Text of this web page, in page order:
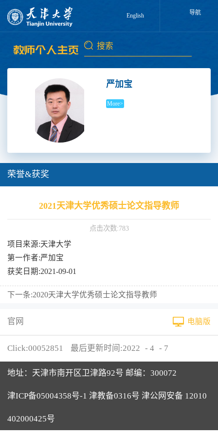
English 导航
严加宝
More>
荣誉&获奖
2021天津大学优秀硕士论文指导教师
点击次数:783
项目来源:天津大学
第一作者:严加宝
获奖日期:2021-09-01
下一条:2020天津大学优秀硕士论文指导教师
官网 电脑版
Click:00052851 最后更新时间:2022 - 4 - 7
地址：天津市南开区卫津路92号 邮编：300072
津ICP备05004358号-1 津教备0316号 津公网安备 12010
402000425号